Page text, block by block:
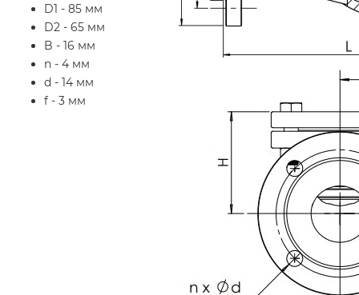
D1 - 85 мм
D2 - 65 мм
B - 16 мм
n - 4 мм
d - 14 мм
f - 3 мм